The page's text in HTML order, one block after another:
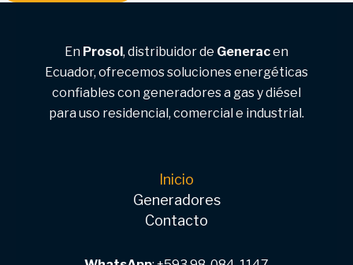
En Prosol, distribuidor de Generacen
Ecuador, ofrecemos soluciones energéticas
confiables con generadores a gas y diésel
para uso residencial, comercial e industrial.
Inicio
Generadores
Contacto